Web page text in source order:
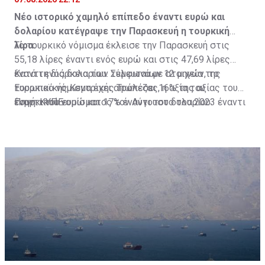
Νέο ιστορικό χαμηλό επίπεδο έναντι ευρώ και
δολαρίου κατέγραψε την Παρασκευή η τουρκική
λίρα.
Το τουρκικό νόμισμα έκλεισε την Παρασκευή στις
55,18 λίρες έναντι ενός ευρώ και στις 47,69 λίρες
έναντι ενός δολαρίου. Σύμφωνα με στοιχεία της
Ευρωπαϊκής Κεντρικής Τράπεζας, η αξία του
τουρκικού νομίσματος τον Αύγουστο του 2023 έναντι
Κατά τη διάρκεια των τελευταίων 12 μηνών, το
τουρκικό νόμισμα έχει απωλέσει 16% της αξίας του
έναντι του ευρώ και 17% έναντι του δολαρίου.
Πηγή: ΚΥΠΕ